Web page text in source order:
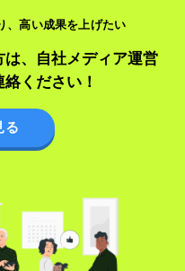
、高い成果を上げたい
は、自社メディア運営
ください！
る